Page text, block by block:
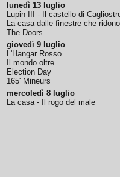
lunedì 13 luglio
Lupin III - Il castello di
La casa dalle finestre che ridono
The Doors
giovedì 9 luglio
L'Hangar Rosso
Il mondo oltre
Election Day
165' Mineurs
mercoledì 8 luglio
La casa - Il rogo del male